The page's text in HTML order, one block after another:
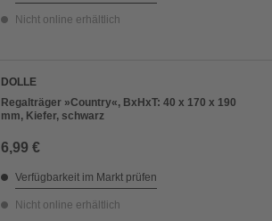
Nicht online erhältlich
DOLLE
Regalträger »Country«, BxHxT: 40 x 170 x 190
mm, Kiefer, schwarz
6,99 €
Verfügbarkeit im Markt prüfen
Nicht online erhältlich